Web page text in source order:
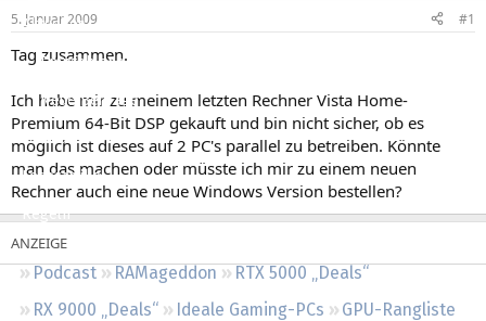
Aktuelles
Empfohlene Inhalte
Neue Beiträge
Neueste Aktivitäten
Leserartikel
Regeln
Podcast RAMageddon
RTX 5000 „Deals“
RX 9000 „Deals“
Ideale Gaming-PCs
GPU-Rangliste
m
5. Januar 2009 #1
Tag zusammen.
Ich habe mir zu meinem letzten Rechner Vista Home-
Premium 64-Bit DSP gekauft und bin nicht sicher, ob es
möglich ist dieses auf 2 PC's parallel zu betreiben. Könnte
man das machen oder müsste ich mir zu einem neuen
Rechner auch eine neue Windows Version bestellen?